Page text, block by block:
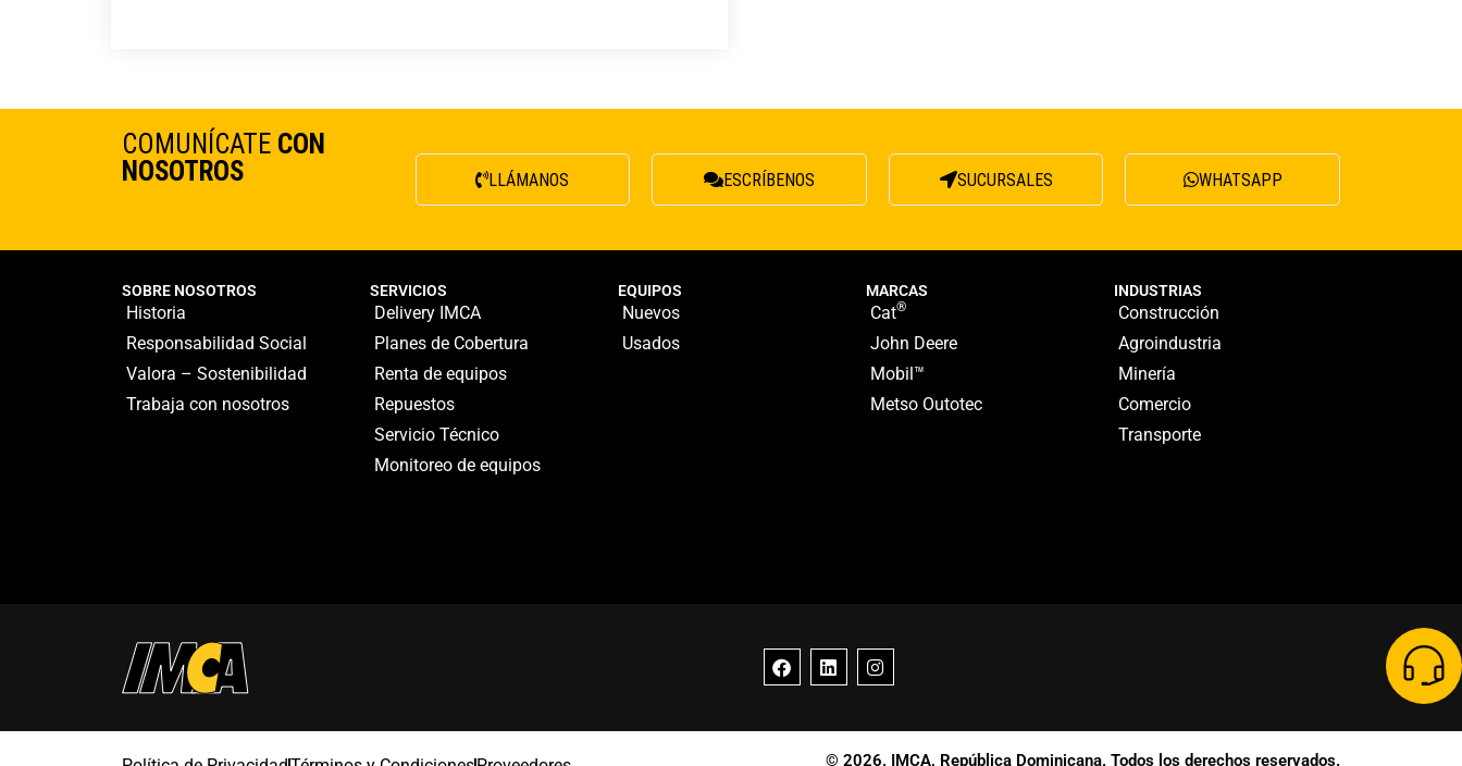
COMUNÍCATE CON
NOSOTROS
LLÁMANOS ESCRÍBENOS SUCURSALES WHATSAPP
SOBRE NOSOTROS
Historia
Responsabilidad Social
Valora – Sostenibilidad
Trabaja con nosotros
SERVICIOS
Delivery IMCA
Planes de Cobertura
Renta de equipos
Repuestos
Servicio Técnico
Monitoreo de equipos
EQUIPOS
Nuevos
Usados
MARCAS
Cat®
John Deere
Mobil™
Metso Outotec
INDUSTRIAS
Construcción
Agroindustria
Minería
Comercio
Transporte
© 2026. IMCA, República Dominicana. Todos los derechos reservados.